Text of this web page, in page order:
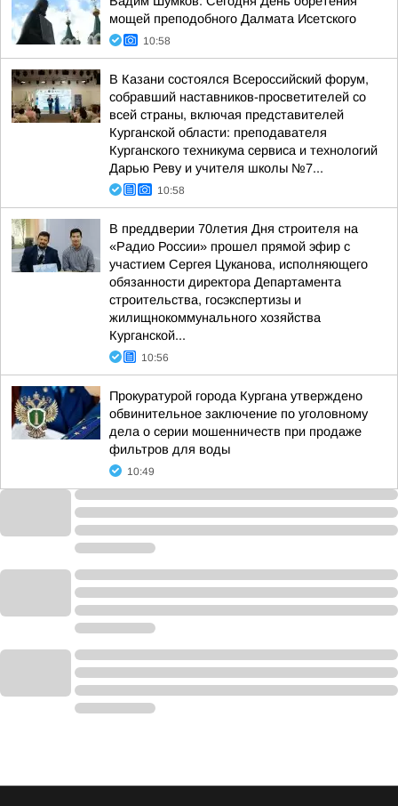
мощей преподобного Далмата Исетского
10:58
В Казани состоялся Всероссийский форум,
собравший наставников-просветителей со
всей страны, включая представителей
Курганской области: преподавателя
Курганского техникума сервиса и технологий
Дарью Реву и учителя школы №7...
10:58
В преддверии 70летия Дня строителя на
«Радио России» прошел прямой эфир с
участием Сергея Цуканова, исполняющего
обязанности директора Департамента
строительства, госэкспертизы и
жилищнокоммунального хозяйства
Курганской...
10:56
Прокуратурой города Кургана утверждено
обвинительное заключение по уголовному
дела о серии мошенничеств при продаже
фильтров для воды
10:49